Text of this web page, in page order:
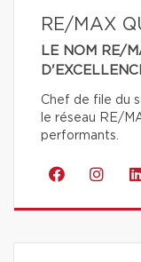
RE/MAX
LE NOM RE/
Chef de file du
le réseau RE/
performants.